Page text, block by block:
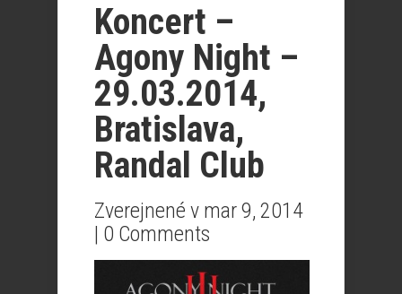
Koncert –
Agony Night –
29.03.2014,
Bratislava,
Randal Club
Zverejnené v mar 9, 2014
| 0 Comments